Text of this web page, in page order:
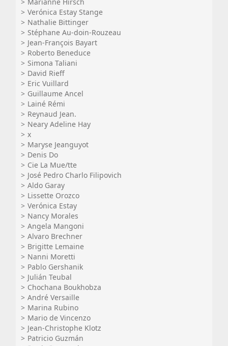
Verónica Estay Stange
Nathalie Bittinger
Stéphane Au-doin-Rouzeau
Jean-François Bayart
Roberto Beneduce
Simona Taliani
David Rieff
Eric Vuillard
Guillaume Ancel
Lainé Rémi
Reynaud Jean.
Neary Adeline Hay
x
Maryse Jeanguyot
Denis Do
Cie La Mue/tte
José Pedro Charlo Filipovich
Aldo Garay
Lissette Orozco
Verónica Estay
Nancy Morales
Angela Mangoni
Alvaro Brechner
Brigitte Lemaine
Nanni Moretti
Pablo Gershanik
Julián Teubal
Chochana Boukhobza
André Versaille
Marina Rubino
Mario de Vincenzo
Jean-Christophe Klotz
Patricio Guzmán